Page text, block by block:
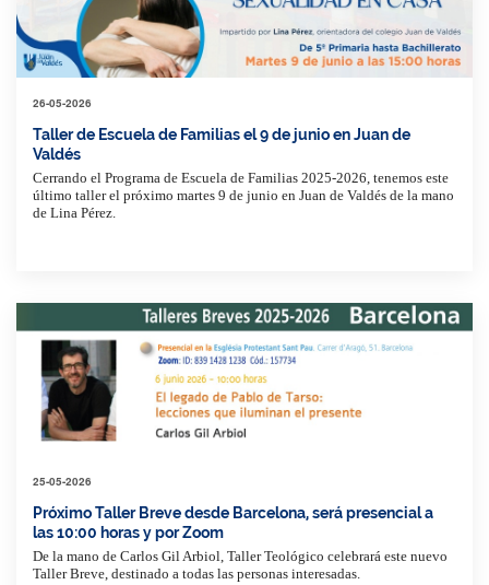
26-05-2026
Taller de Escuela de Familias el 9 de junio en Juan de
Valdés
Cerrando el Programa de Escuela de Familias 2025-2026, tenemos este
último taller el próximo martes 9 de junio en Juan de Valdés de la mano
de Lina Pérez.
25-05-2026
Próximo Taller Breve desde Barcelona, será presencial a
las 10:00 horas y por Zoom
De la mano de Carlos Gil Arbiol, Taller Teológico celebrará este nuevo
Taller Breve, destinado a todas las personas interesadas.